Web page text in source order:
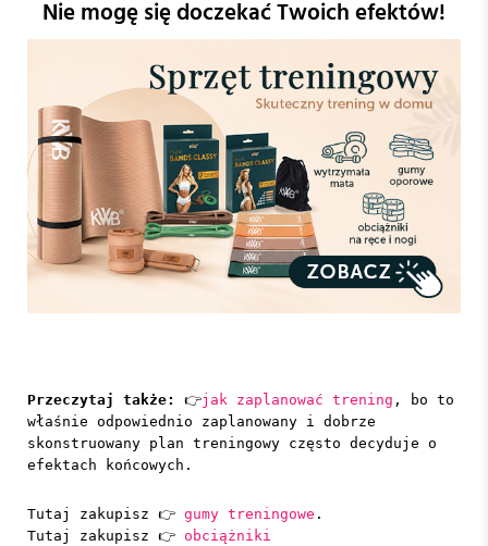
Nie mogę się doczekać Twoich efektów!
Przeczytaj także: 👉jak zaplanować trening , bo to
właśnie odpowiednio zaplanowany i dobrze
skonstruowany plan treningowy często decyduje o
efektach końcowych.
Tutaj zakupisz 👉 gumy treningowe .
Tutaj zakupisz 👉 obciążniki